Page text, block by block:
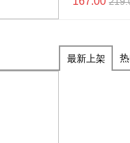
最新上架